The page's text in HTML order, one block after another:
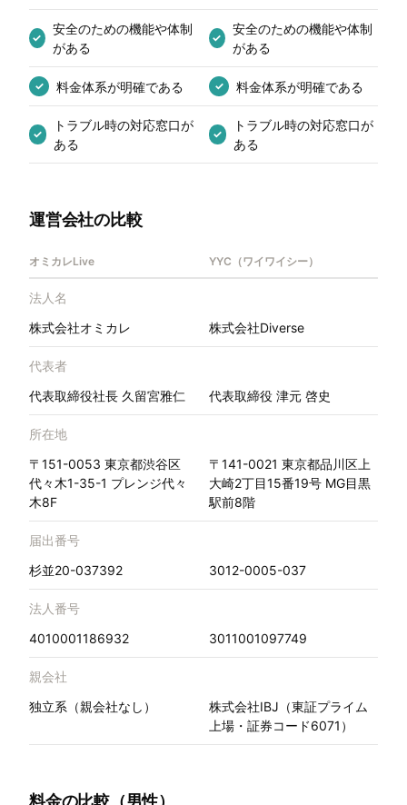
✓
安全のための機能や体制
がある
✓
安全のための機能や体制
がある
✓ 料金体系が明確である ✓ 料金体系が明確である
✓
トラブル時の対応窓口が
ある
✓
トラブル時の対応窓口が
ある
運営会社の比較
オミカレLive YYC（ワイワイシー）
法人名
株式会社オミカレ
株式会社Diverse
代表者
代表取締役社長 久留宮雅仁
代表取締役 津元 啓史
所在地
〒151-0053 東京都渋谷区
代々木1-35-1 プレンジ代々
木8F
〒141-0021 東京都品川区上
大崎2丁目15番19号 MG目黒
駅前8階
届出番号
杉並20-037392
3012-0005-037
法人番号
4010001186932
3011001097749
親会社
独立系（親会社なし）
株式会社IBJ（東証プライム
上場・証券コード6071）